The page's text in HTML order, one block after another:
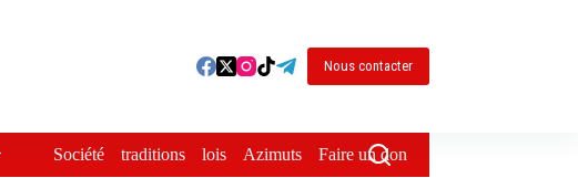
Nous contacter
Société traditions lois Azimuts Faire un don